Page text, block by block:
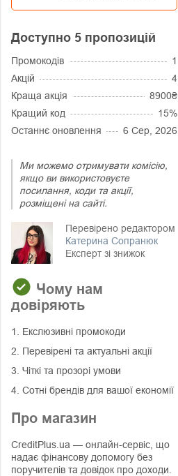
Доступно 5 пропозицій
Промокодів
1
Акцій
4
Краща акція
8900₴
Кращий код
15%
Останнє оновлення
6 Сер, 2026
Ми можемо отримувати комісію,
якщо ви використовуєте
посилання, коди та акції,
розміщені на сайті.
Перевірено редактором
Катерина Сопранюк
Експерт зі знижок
Чому нам
довіряють
1. Екслюзивні промокоди
2. Перевірені та актуальні акції
3. Чіткі та прозорі умови
4. Сотні брендів для вашої економії
Про магазин
CreditPlus.ua — онлайн-сервіс, що
надає фінансову допомогу без
поручителів та довідок про доходи.